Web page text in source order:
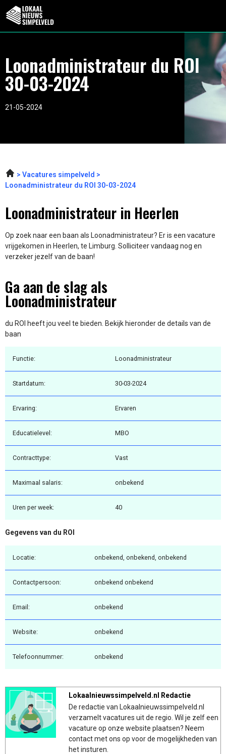
Loonadministrateur du ROI
30-03-2024
21-05-2024
Vacatures simpelveld
Loonadministrateur du ROI 30-03-2024
Loonadministrateur in Heerlen
Op zoek naar een baan als Loonadministrateur? Er is een vacature
vrijgekomen in Heerlen, te Limburg. Solliciteer vandaag nog en
verzeker jezelf van de baan!
Ga aan de slag als
Loonadministrateur
du ROI heeft jou veel te bieden. Bekijk hieronder de details van de
baan
Functie: Loonadministrateur
Startdatum: 30-03-2024
Ervaring: Ervaren
Educatielevel: MBO
Contracttype: Vast
Maximaal salaris: onbekend
Uren per week: 40
Gegevens van du ROI
Locatie: onbekend, onbekend, onbekend
Contactpersoon: onbekend onbekend
Email: onbekend
Website: onbekend
Telefoonnummer: onbekend
Lokaalnieuwssimpelveld.nl Redactie
De redactie van Lokaalnieuwssimpelveld.nl
verzamelt vacatures uit de regio. Wil je zelf een
vacature op onze website plaatsen? Neem
contact met ons op voor de mogelijkheden van
het insturen.